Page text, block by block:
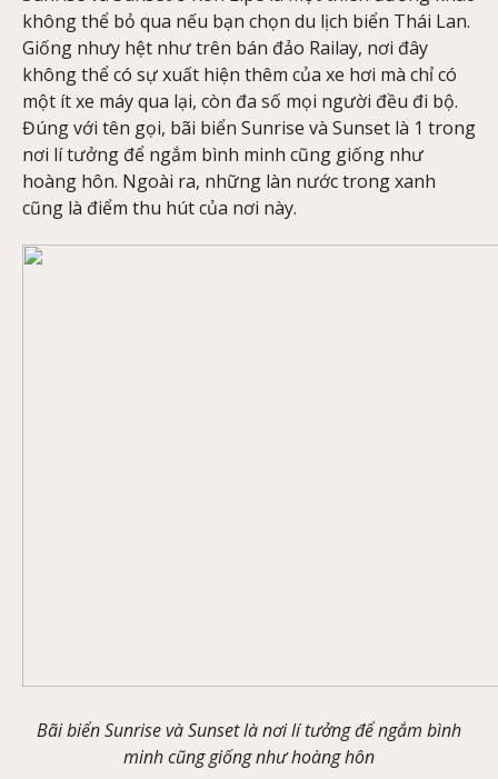
không thể bỏ qua nếu bạn chọn du lịch biển Thái Lan.
Giống nhưy hệt như trên bán đảo Railay, nơi đây
không thể có sự xuất hiện thêm của xe hơi mà chỉ có
một ít xe máy qua lại, còn đa số mọi người đều đi bộ.
Đúng với tên gọi, bãi biển Sunrise và Sunset là 1 trong
nơi lí tưởng để ngắm bình minh cũng giống như
hoàng hôn. Ngoài ra, những làn nước trong xanh
cũng là điểm thu hút của nơi này.
Bãi biển Sunrise và Sunset là nơi lí tưởng để ngắm bình
minh cũng giống như hoàng hôn